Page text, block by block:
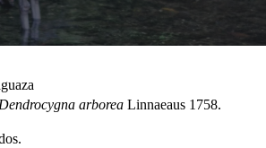
Dendrocygna arborea Linnaeaus 1758.